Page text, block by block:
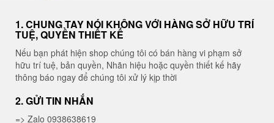
1. CHUNG TAY NÓI KHÔNG VỚI HÀNG SỞ HỮU TRÍ
TUỆ, QUYỀN THIẾT KẾ
Nếu bạn phát hiện shop chúng tôi có bán hàng vi phạm sở
hữu trí tuệ, bản quyền, Nhãn hiệu hoặc quyền thiết kế hãy
thông báo ngay để chúng tôi xử lý kịp thời
2. GỬI TIN NHẮN
=> Zalo 0938638619